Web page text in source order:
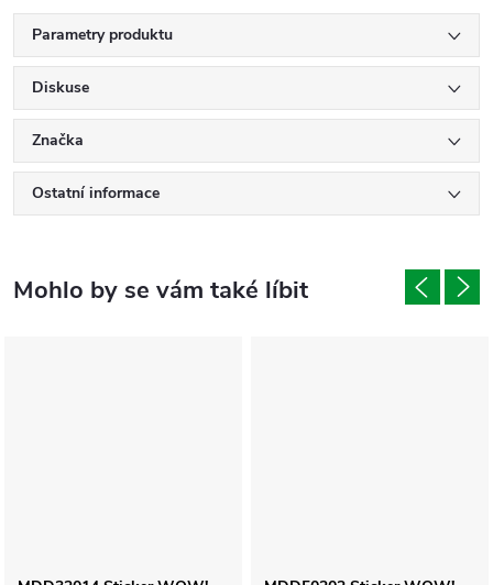
Parametry produktu
Diskuse
Značka
Ostatní informace